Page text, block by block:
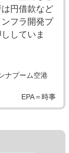
円借款など
フラ開発プ
していま
ナプーム空港
EPA＝時事